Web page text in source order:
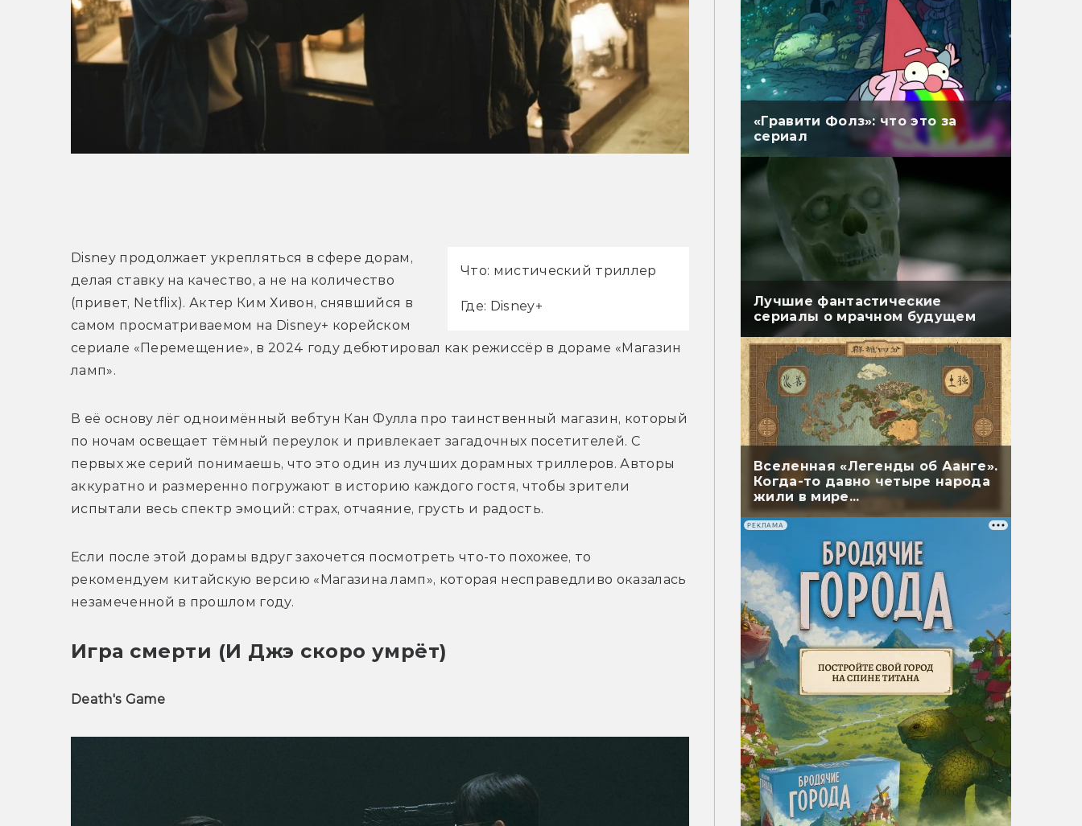
Что: мистический триллер
Где: Disney+
Disney продолжает укрепляться в сфере дорам,
делая ставку на качество, а не на количество
(привет, Netflix). Актер Ким Хивон, снявшийся в
самом просматриваемом на Disney+ корейском
сериале «Перемещение», в 2024 году дебютировал как режиссёр в дораме «Магазин
ламп».
В её основу лёг одноимённый вебтун Кан Фулла про таинственный магазин, который
по ночам освещает тёмный переулок и привлекает загадочных посетителей. С
первых же серий понимаешь, что это один из лучших дорамных триллеров. Авторы
аккуратно и размеренно погружают в историю каждого гостя, чтобы зрители
испытали весь спектр эмоций: страх, отчаяние, грусть и радость.
Если после этой дорамы вдруг захочется посмотреть что-то похожее, то
рекомендуем китайскую версию «Магазина ламп», которая несправедливо оказалась
незамеченной в прошлом году.
Игра смерти (И Джэ скоро умрёт)
Death's Game
«Гравити Фолз»: что это за
сериал
Лучшие фантастические
сериалы о мрачном будущем
Вселенная «Легенды об Аанге».
Когда-то давно четыре народа
жили в мире...
РЕКЛАМА